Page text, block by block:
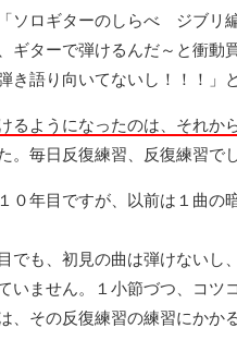
ソロギターのしらべ ジブリ
ギターで弾けるんだ～と衝動
語り向いてないし！！！」
るようになったのは、それか
。毎日反復練習、反復練習でし
０年目ですが、以前は１曲の
も、初見の曲は弾けないし
いません。１小節づつ、コツ
その反復練習の練習にかか